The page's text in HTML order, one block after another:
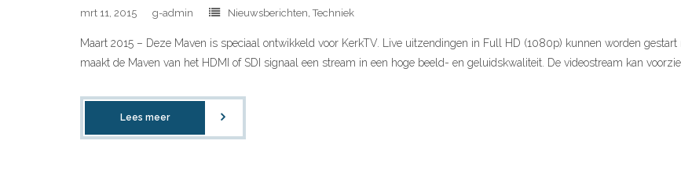
mrt 11, 2015 g-admin Nieuwsberichten ,Techniek
Maart 2015 – Deze Maven is speciaal ontwikkeld voor KerkTV. Live uitzendingen in Full HD (1080p) kunnen worden
maakt de Maven van het HDMI of SDI signaal een stream in een hoge beeld- en geluidskwaliteit. De videostream kan
Lees meer